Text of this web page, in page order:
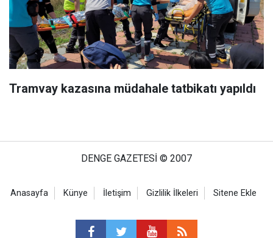
Tramvay kazasına müdahale tatbikatı yapıldı
DENGE GAZETESİ © 2007
Anasayfa Künye İletişim Gizlilik İlkeleri Sitene Ekle